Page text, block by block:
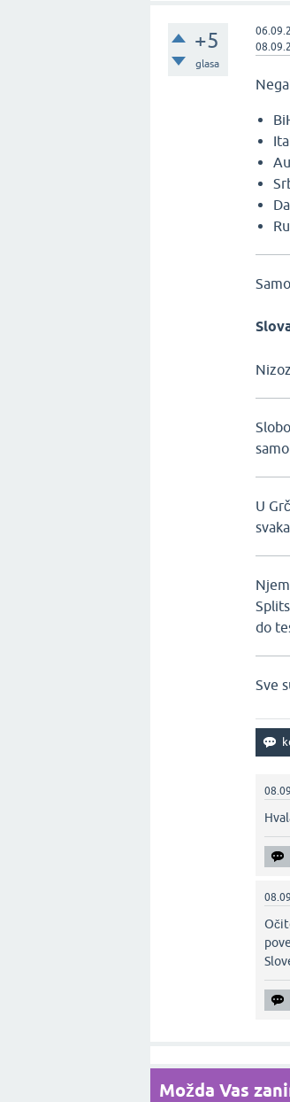
+5
glasa
U
do
Sve
Možda Vas